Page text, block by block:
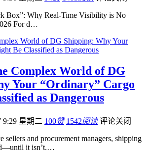
Box”: Why Real-Time Visibility is No
For d…
Complex World of DG
Your “Ordinary” Cargo
as Dangerous
9:29 星期二 100赞 1542阅读 评论关闭
sellers and procurement managers, shipping
it isn’t.…